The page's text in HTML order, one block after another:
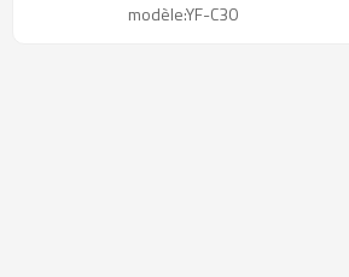
modèle:YF-C30